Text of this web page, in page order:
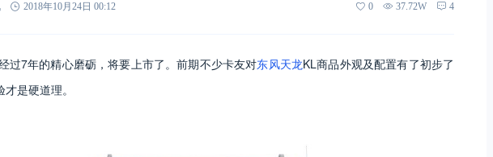
2018年10月24日 00:12 0 37.72W 4
过7年的精心磨砺，将要上市了。前期不少卡友对东风天龙KL商品外观及配置有了初步了
是硬道理。